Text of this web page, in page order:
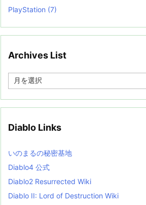
PlayStation (7)
Archives List
e
i
s
t
Diablo Links
いのまるの秘密基地
Diablo4 公式
Diablo2 Resurrected Wiki
Diablo II: Lord of Destruction Wiki